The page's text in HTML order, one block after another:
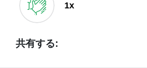
1x
共有する: